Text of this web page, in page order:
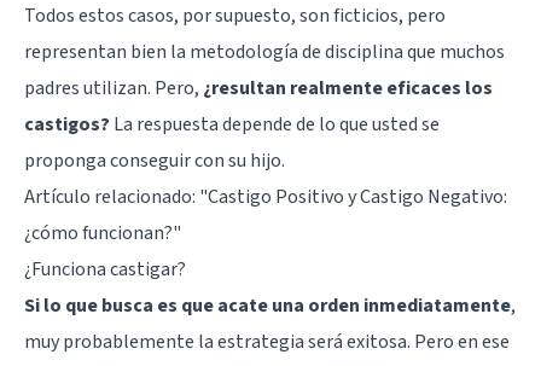
Todos estos casos, por supuesto, son ficticios, pero
representan bien la metodología de disciplina que muchos
padres utilizan. Pero, ¿resultan realmente eficaces los
castigos? La respuesta depende de lo que usted se
proponga conseguir con su hijo.
Artículo relacionado: "Castigo Positivo y Castigo Negativo:
¿cómo funcionan?"
¿Funciona castigar?
Si lo que busca es que acate una orden inmediatamente,
muy probablemente la estrategia será exitosa. Pero en ese